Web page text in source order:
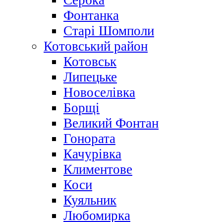
Фонтанка
Старі Шомполи
Котовський район
Котовськ
Липецьке
Новоселівка
Борщі
Великий Фонтан
Гонората
Качурівка
Климентове
Коси
Куяльник
Любомирка